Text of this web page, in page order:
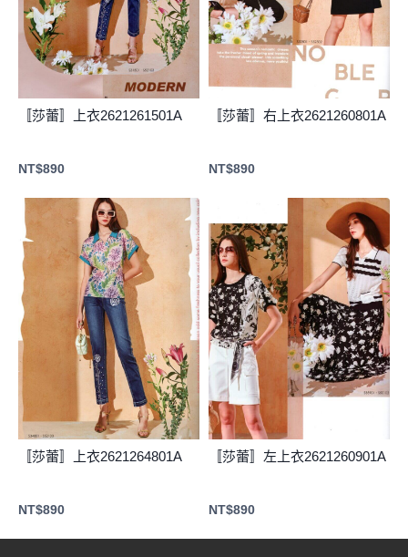
〚莎蕾〛上衣2621261501A
NT$890
〚莎蕾〛右上衣2621260801A
NT$890
〚莎蕾〛上衣2621264801A
NT$890
〚莎蕾〛左上衣2621260901A
NT$890